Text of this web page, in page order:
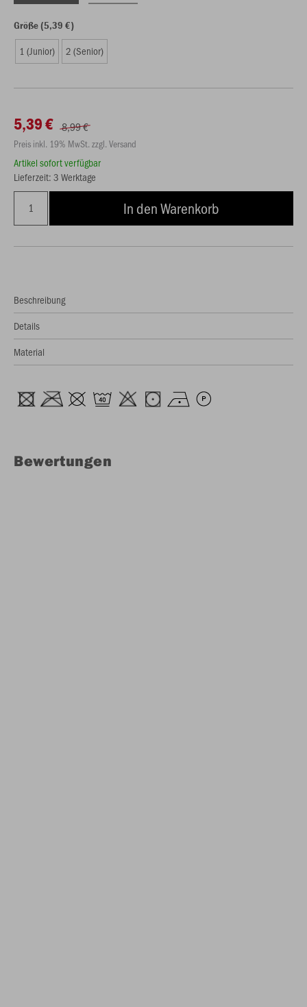
Größe (5,39 €)
1 (Junior) 2 (Senior)
5,39 € 8,99 €
Preis inkl. 19% MwSt. zzgl. Versand
Artikel sofort verfügbar
Lieferzeit: 3 Werktage
In den Warenkorb
Beschreibung
Details
Material
Bewertungen